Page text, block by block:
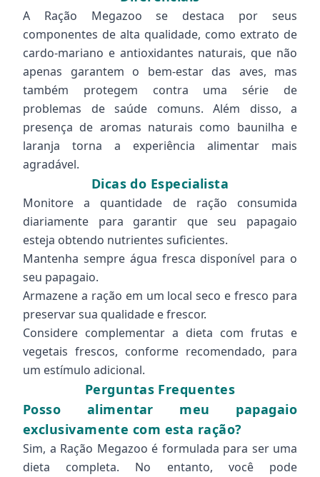
A Ração Megazoo se destaca por seus
componentes de alta qualidade, como extrato de
cardo-mariano e antioxidantes naturais, que não
apenas garantem o bem-estar das aves, mas
também protegem contra uma série de
problemas de saúde comuns. Além disso, a
presença de aromas naturais como baunilha e
laranja torna a experiência alimentar mais
agradável.
Dicas do Especialista
Monitore a quantidade de ração consumida
diariamente para garantir que seu papagaio
esteja obtendo nutrientes suficientes.
Mantenha sempre água fresca disponível para o
seu papagaio.
Armazene a ração em um local seco e fresco para
preservar sua qualidade e frescor.
Considere complementar a dieta com frutas e
vegetais frescos, conforme recomendado, para
um estímulo adicional.
Perguntas Frequentes
Posso alimentar meu papagaio
exclusivamente com esta ração?
Sim, a Ração Megazoo é formulada para ser uma
dieta completa. No entanto, você pode